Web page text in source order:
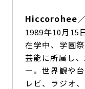
Hiccorohee
1989年10月15
在学中、学園
芸能に所属し
ー。世界観や
レビ、ラジオ